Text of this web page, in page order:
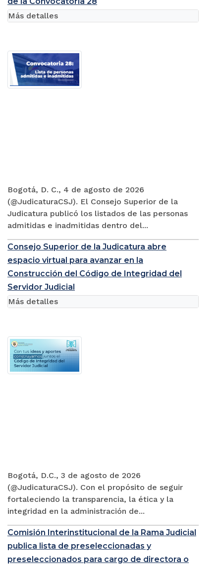
Bogotá, D. C., 4 de agosto de 2026
(@JudicaturaCSJ). El Consejo Superior de la
Judicatura publicó los listados de las personas
admitidas e inadmitidas dentro del...
Más detalles
Consejo Superior de la Judicatura abre
espacio virtual para avanzar en la
Construcción del Código de Integridad del
Servidor Judicial
Bogotá, D.C., 3 de agosto de 2026
(@JudicaturaCSJ). Con el propósito de seguir
fortaleciendo la transparencia, la ética y la
integridad en la administración de...
Más detalles
Comisión Interinstitucional de la Rama Judicial
publica lista de preseleccionadas y
preseleccionados para cargo de directora o